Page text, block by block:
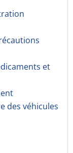
et
des véhicules